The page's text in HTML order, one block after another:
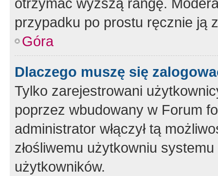
przypadku po prostu ręcznie ją
Góra
Dlaczego muszę się
Tylko zarejestrowani
poprzez wbudowany w Forum
administrator włączył tą
złośliwemu użytkowniu
użytkowników.